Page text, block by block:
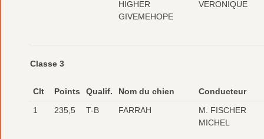
HIGHER
GIVEMEHOPE
VERONIQUE
Classe 3
Clt Points Qualif. Nom du chien
Conducteur
1
235,5 T-B FARRAH
M. FISCHER
MICHEL